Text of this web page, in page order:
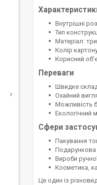
Внутрішні
Тип
Матеріал:
Колір
Корисний
Переваги
Швидке
Охайний
Можливість
Екологічний
Сфери
Пакування
Подарункова
Вироби
Косметика,
Це один із